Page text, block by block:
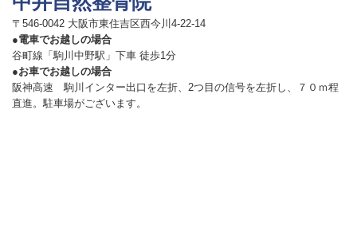
〒546-0042 大阪市東住吉区西今川4-22-14
●電車でお越しの場合
谷町線「駒川中野駅」下車 徒歩1分
●お車でお越しの場合
阪神高速 駒川インター出口を左折、2つ目の信号を左折し、７０ｍ程
直進。駐車場がございます。